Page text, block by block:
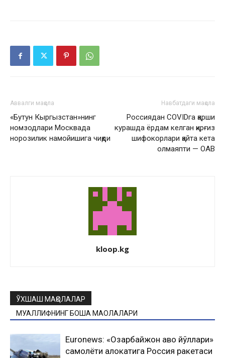
Аввалги мақола
«Бутун Кыргызстан»нинг
номзодлари Москвада
норозилик намойишига чиқди
Навбатдаги мақола
Россиядан COVIDга қарши
курашда ёрдам келган қирғиз
шифокорлари қайта кета
олмаяпти — ОАВ
kloop.kg
ЎХШАШ МАҚОЛАЛАР
МУАЛЛИФНИНГ БОШҚА МАҚОЛАЛАРИ
Euronews: «Озарбайжон ҳаво йўллари»
самолёти ҳалокатига Россия ракетаcи